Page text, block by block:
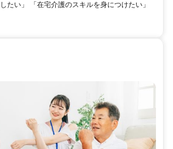
たい」 「在宅介護のスキルを身につけたい」